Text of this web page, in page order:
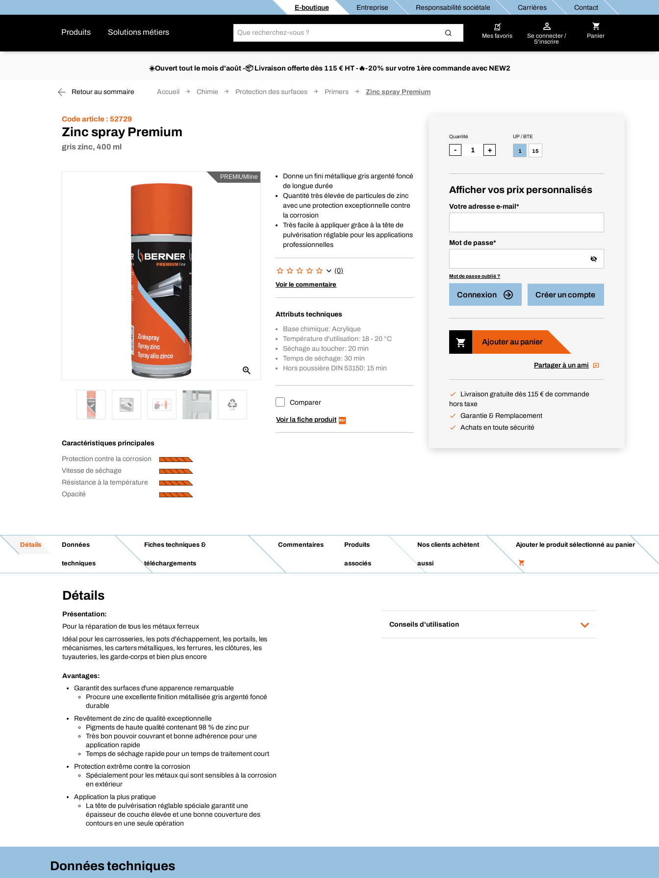
E-boutique Entreprise Responsabilité sociétale Carrières Contact
Produits Solutions métiers Mes favoris
Se connecter /
S'inscrire
Panier
☀️Ouvert tout le mois d'août -📦 Livraison offerte dès 115 € HT -🔥-20% sur votre 1ère commande avec NEW2
Retour au sommaire Accueil Chimie Protection des surfaces Primers Zinc spray Premium
Code article : 52729
Zinc spray Premium
gris zinc, 400 ml
PREMIUMline
Caractéristiques principales
Protection contre la corrosion
Vitesse de séchage
Résistance à la température
Opacité
Donne un fini métallique gris argenté foncé
de longue durée
Quantité très élevée de particules de zinc
avec une protection exceptionnelle contre
la corrosion
Très facile à appliquer grâce à la tête de
pulvérisation réglable pour les applications
professionnelles
(0)
Voir le commentaire
Attributs techniques
Base chimique: Acrylique
Température d'utilisation: 18 - 20 °C
Séchage au toucher: 20 min
Temps de séchage: 30 min
Hors poussière DIN 53150: 15 min
Comparer
Voir la fiche produit
UP / BTE
1 15
Quantité
- +
Afficher vos prix personnalisés
Votre adresse e-mail *
Mot de passe*
Mot de passe oublié ?
Connexion Créer un compte
Ajouter au panier
Partager à un ami
Livraison gratuite dès 115 € de commande
hors taxe
Garantie & Remplacement
Achats en toute sécurité
Détails Données
techniques
Fiches techniques &
téléchargements
Commentaires Produits
associés
Nos clients achètent
aussi
Ajouter le produit sélectionné au panier
Détails
Présentation:
Pour la réparation de tous les métaux ferreux
Idéal pour les carrosseries, les pots d'échappement, les portails, les
mécanismes, les carters métalliques, les ferrures, les clôtures, les
tuyauteries, les garde-corps et bien plus encore
Avantages:
Garantit des surfaces d'une apparence remarquable
Procure une excellente finition métallisée gris argenté foncé
durable
Revêtement de zinc de qualité exceptionnelle
Pigments de haute qualité contenant 98 % de zinc pur
Très bon pouvoir couvrant et bonne adhérence pour une
application rapide
Temps de séchage rapide pour un temps de traitement court
Protection extrême contre la corrosion
Spécialement pour les métaux qui sont sensibles à la corrosion
en extérieur
Application la plus pratique
La tête de pulvérisation réglable spéciale garantit une
épaisseur de couche élevée et une bonne couverture des
contours en une seule opération
Conseils d'utilisation
Données techniques